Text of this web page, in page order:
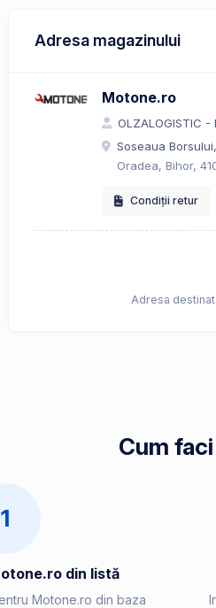
Adresa magazinului
Motone.ro
OLZALOGISTIC -
Soseaua
Oradea, Bihor,
Condiții retur
Adresa
Cum
1
din listă
Motone.ro din baza